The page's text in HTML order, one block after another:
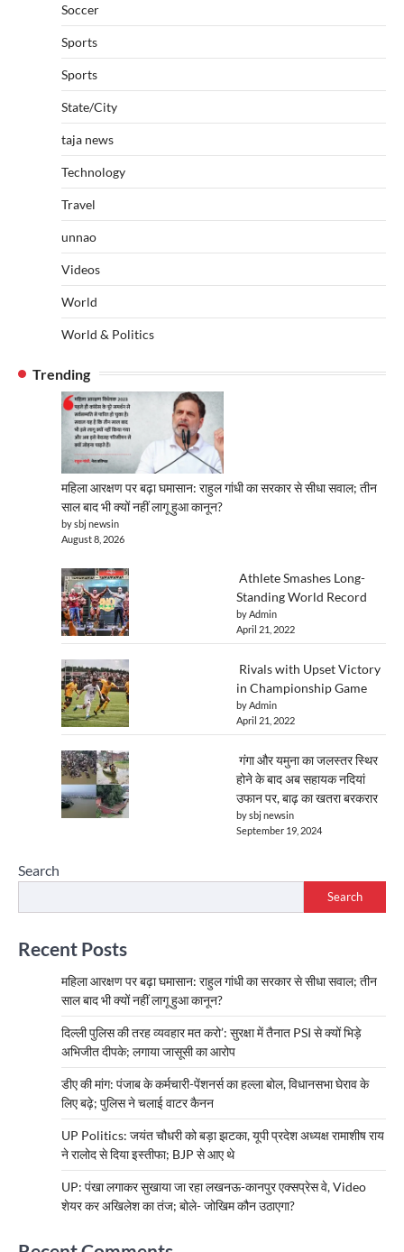
Soccer
Sports
Sports
State/City
taja news
Technology
Travel
unnao
Videos
World
World & Politics
Trending
महिला आरक्षण पर बढ़ा घमासान: राहुल गांधी का सरकार से सीधा सवाल; तीन
साल बाद भी क्यों नहीं लागू हुआ कानून?
by sbj newsin
August 8, 2026
Athlete Smashes Long-
Standing World Record
by Admin
April 21, 2022
Rivals with Upset Victory
in Championship Game
by Admin
April 21, 2022
गंगा और यमुना का जलस्तर स्थिर
होने के बाद अब सहायक नदियां
उफान पर, बाढ़ का खतरा बरकरार
by sbj newsin
September 19, 2024
Search
Search
Recent Posts
महिला आरक्षण पर बढ़ा घमासान: राहुल गांधी का सरकार से सीधा सवाल; तीन
साल बाद भी क्यों नहीं लागू हुआ कानून?
दिल्ली पुलिस की तरह व्यवहार मत करो’: सुरक्षा में तैनात PSI से क्यों भिड़े
अभिजीत दीपके; लगाया जासूसी का आरोप
डीए की मांग: पंजाब के कर्मचारी-पेंशनर्स का हल्ला बोल, विधानसभा घेराव के
लिए बढ़े; पुलिस ने चलाई वाटर कैनन
UP Politics: जयंत चौधरी को बड़ा झटका, यूपी प्रदेश अध्यक्ष रामाशीष राय
ने रालोद से दिया इस्तीफा; BJP से आए थे
UP: पंखा लगाकर सुखाया जा रहा लखनऊ-कानपुर एक्सप्रेस वे, Video
शेयर कर अखिलेश का तंज; बोले- जोखिम कौन उठाएगा?